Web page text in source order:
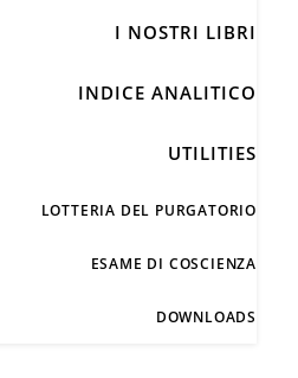
I NOSTRI LIBRI
INDICE ANALITICO
UTILITIES
LOTTERIA DEL PURGATORIO
ESAME DI COSCIENZA
DOWNLOADS